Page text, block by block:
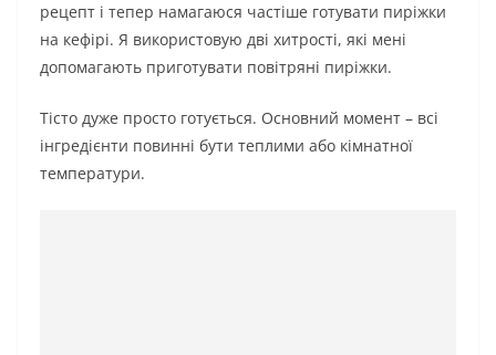
рецепт і тепер намагаюся частіше готувати пиріжки
на кефірі. Я використовую дві хитрості, які мені
допомагають приготувати повітряні пиріжки.
Тісто дуже просто готується. Основний момент – всі
інгредієнти повинні бути теплими або кімнатної
температури.